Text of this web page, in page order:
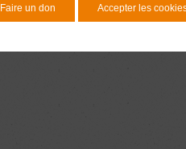
Faire un don Accepter les